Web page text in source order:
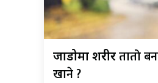
जाडोमा शरीरतातो
खाने ?